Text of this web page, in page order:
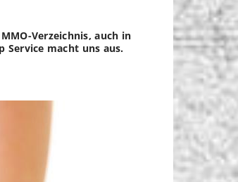
Verzeichnis, auch in
macht uns aus.